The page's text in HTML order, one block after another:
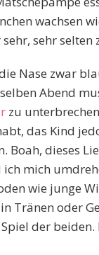
wachsen
sehr selten
Nase zwar
Abend
zu
das Kind
Boah, dieses
mich
wie junge
Tränen oder
der beiden.